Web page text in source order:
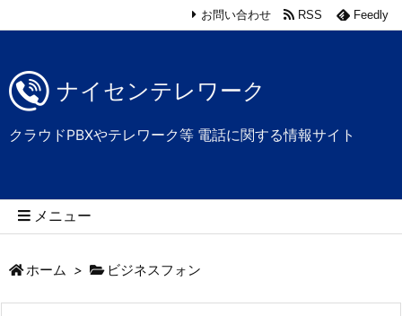
ナイセンテレワーク
クラウドPBXやテレワーク等 電話に関する情報サイト
メニュー
お問い合わせ RSS Feedly
ホーム > ビジネスフォン